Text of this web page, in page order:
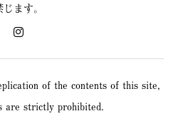
ます。
of the contents of this site,
are strictly prohibited.